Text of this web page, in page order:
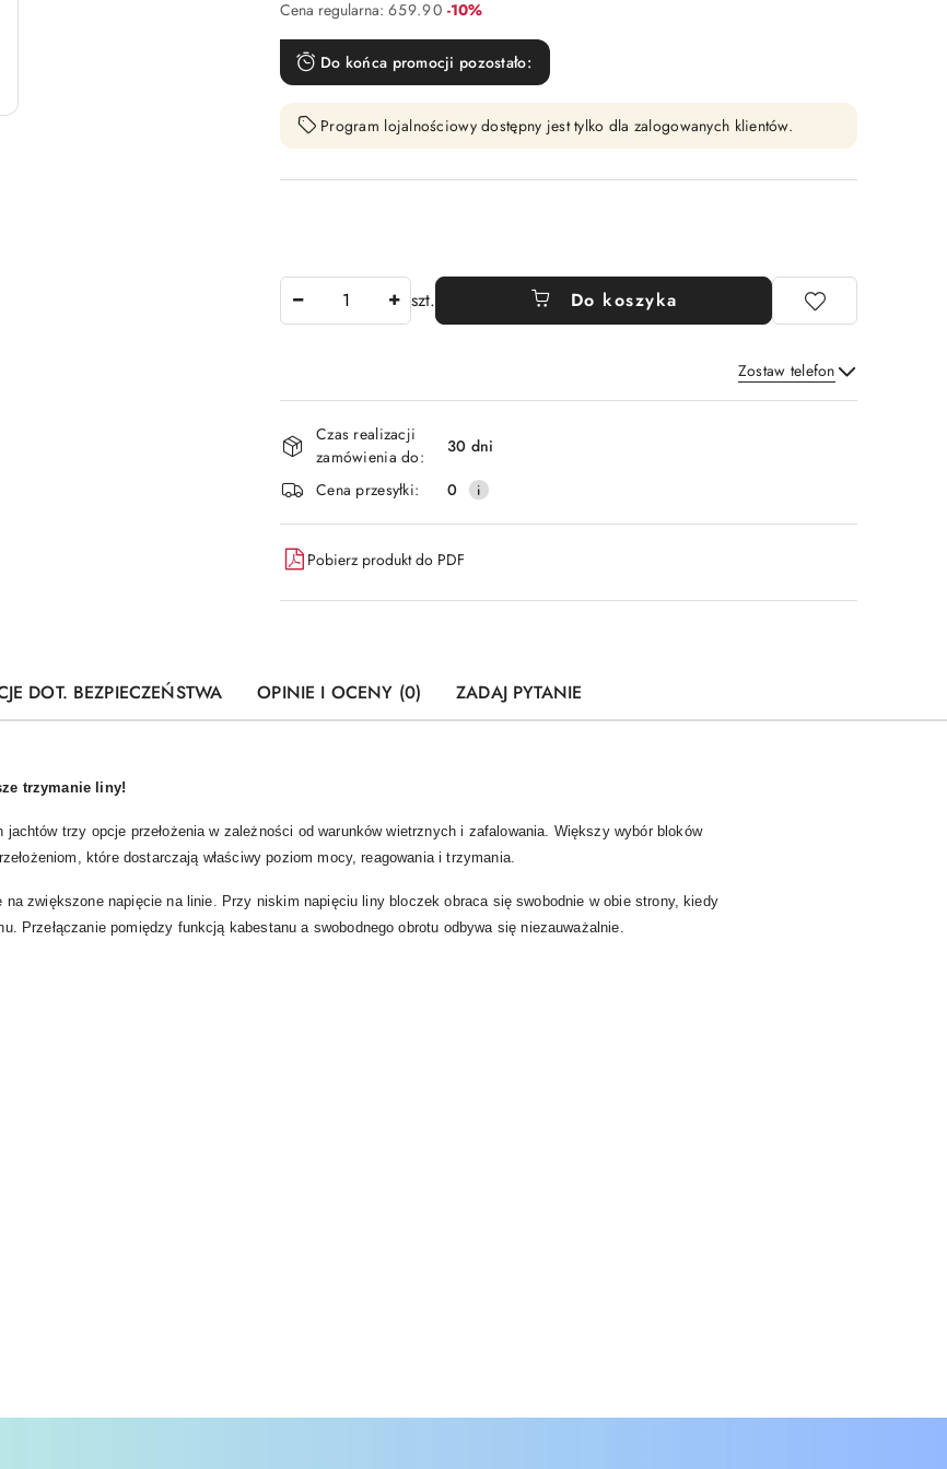
Cena regularna: 659.90 Rabat:
-10%
Do końca promocji pozostało:
Program lojalnościowy dostępny jest tylko dla zalogowanych klientów.
szt. Do koszyka
Zostaw telefon
Wyślij
Dostępność
i
dostawa
Czas realizacji
zamówienia do:
30 dni
Cena przesyłki:
0
Pobierz produkt do PDF
DOT. BEZPIECZEŃSTWA OPINIE I OCENY (0) ZADAJ PYTANIE
trzymanie liny!
jachtów trzy opcje przełożenia w zależności od warunków wietrznych i zafalowania. Większy wybór bloków
które dostarczają właściwy poziom mocy, reagowania i trzymania.
zwiększone napięcie na linie. Przy niskim napięciu liny bloczek obraca się swobodnie w obie strony, kiedy
Przełączanie pomiędzy funkcją kabestanu a swobodnego obrotu odbywa się niezauważalnie.